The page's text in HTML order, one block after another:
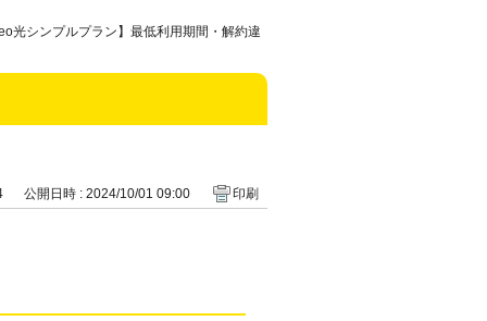
eo光シンプルプラン】最低利用期間・解約違
公開日時 : 2024/10/01 09:00 印刷